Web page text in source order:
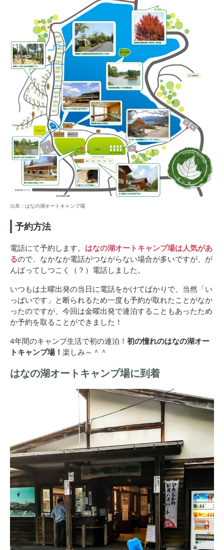
出典： はなの湖オートキャンプ場
予約方法
電話にて予約します。 はなの湖オートキャンプ場は人気があ
るので、なかなか電話がつながらない場合が多いですが、が
んばってしつこく（？）電話しました。
いつもは土曜出発の当日に電話をかけてばかりで、当然「い
っぱいです」と断られるため一度も予約が取れたことがなか
ったのですが、今回は金曜出発で連泊することもあったため
か予約を取ることができました！
4年間のキャンプ生活で初の連泊！ 初の憧れのはなの湖オー
トキャンプ場！ 楽しみ～＾＾
はなの湖オートキャンプ場に到着